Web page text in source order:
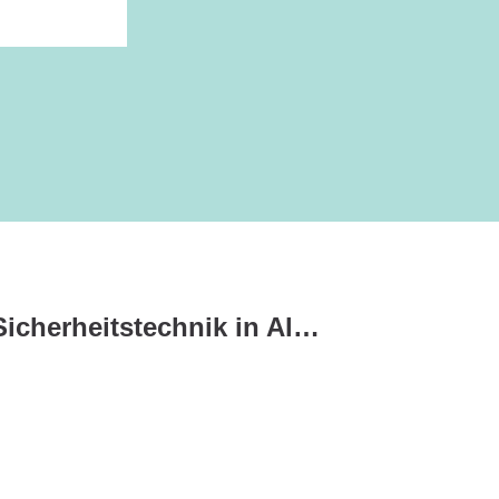
Wie man moderne Sicherheitstechnik in Altbauten integriert